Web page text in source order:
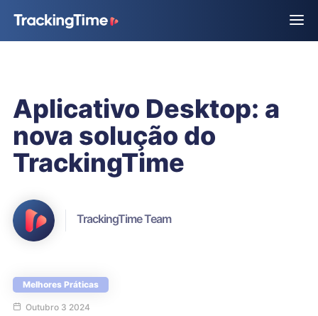
Aplicativo Desktop: a
nova solução do
TrackingTime
TrackingTime Team
Melhores Práticas
Outubro 3 2024